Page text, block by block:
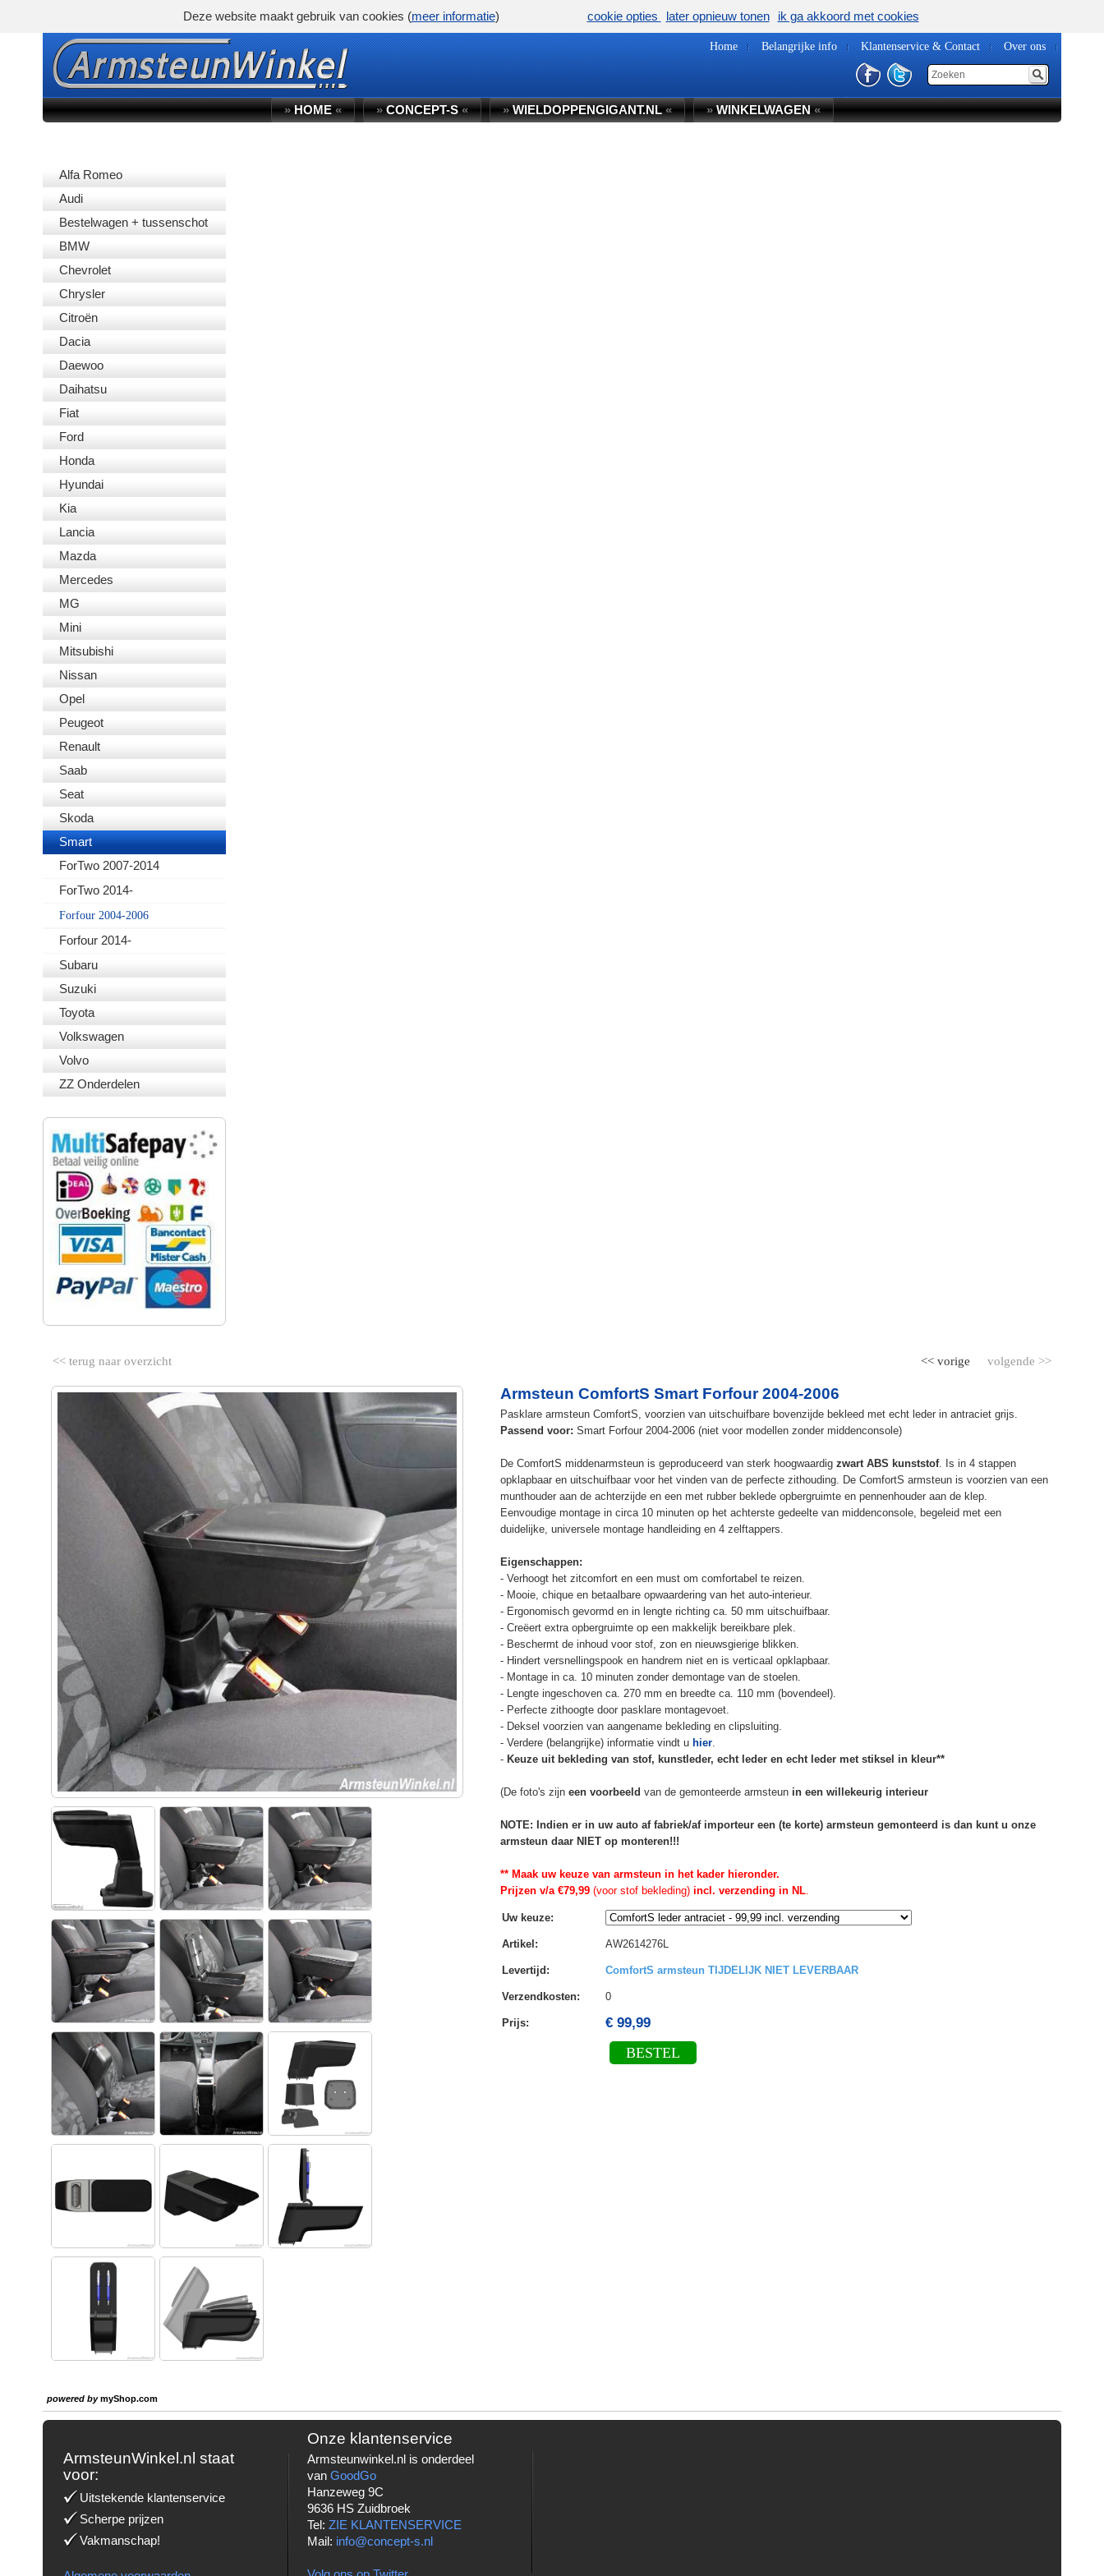
Home Belangrijke info Klantenservice & Contact Over ons
»HOME« »CONCEPT-S« »WIELDOPPENGIGANT.NL« »WINKELWAGEN«
Alfa Romeo
Audi
Bestelwagen + tussenschot
BMW
Chevrolet
Chrysler
Citroën
Dacia
Daewoo
Daihatsu
Fiat
Ford
Honda
Hyundai
Kia
Lancia
Mazda
Mercedes
MG
Mini
Mitsubishi
Nissan
Opel
Peugeot
Renault
Saab
Seat
Skoda
Smart
ForTwo 2007-2014
ForTwo 2014-
Forfour 2004-2006
Forfour 2014-
Subaru
Suzuki
Toyota
Volkswagen
Volvo
ZZ Onderdelen
<< terug naar overzicht volgende >>
<< vorige
Armsteun ComfortS Smart Forfour 2004-2006
Pasklare armsteun ComfortS, voorzien van uitschuifbare bovenzijde bekleed met echt leder in antraciet grijs.
Passend voor: Smart Forfour 2004-2006 (niet voor modellen zonder middenconsole)
De ComfortS middenarmsteun is geproduceerd van sterk hoogwaardig zwart ABS kunststof. Is in 4 stappen
opklapbaar en uitschuifbaar voor het vinden van de perfecte zithouding. De ComfortS armsteun is voorzien van een
munthouder aan de achterzijde en een met rubber beklede opbergruimte en pennenhouder aan de klep.
Eenvoudige montage in circa 10 minuten op het achterste gedeelte van middenconsole, begeleid met een
duidelijke, universele montage handleiding en 4 zelftappers.
Eigenschappen:
- Verhoogt het zitcomfort en een must om comfortabel te reizen.
- Mooie, chique en betaalbare opwaardering van het auto-interieur.
- Ergonomisch gevormd en in lengte richting ca. 50 mm uitschuifbaar.
- Creëert extra opbergruimte op een makkelijk bereikbare plek.
- Beschermt de inhoud voor stof, zon en nieuwsgierige blikken.
- Hindert versnellingspook en handrem niet en is verticaal opklapbaar.
- Montage in ca. 10 minuten zonder demontage van de stoelen.
- Lengte ingeschoven ca. 270 mm en breedte ca. 110 mm (bovendeel).
- Perfecte zithoogte door pasklare montagevoet.
- Deksel voorzien van aangename bekleding en clipsluiting.
- Verdere (belangrijke) informatie vindt u hier.
- Keuze uit bekleding van stof, kunstleder, echt leder en echt leder met stiksel in kleur**
(De foto's zijn een voorbeeld van de gemonteerde armsteun in een willekeurig interieur
NOTE: Indien er in uw auto af fabriek/af importeur een (te korte) armsteun gemonteerd is dan kunt u onze
armsteun daar NIET op monteren!!!
** Maak uw keuze van armsteun in het kader hieronder.
Prijzen v/a €79,99(voor stof bekleding)incl. verzending in NL.
Uw keuze:
Artikel : AW2614276L
Levertijd : ComfortS armsteun TIJDELIJK NIET LEVERBAAR
Verzendkosten: 0
Prijs: € 99,99
BESTEL
powered bymyShop.com
ArmsteunWinkel.nl staat
voor:
Uitstekende klantenservice
Scherpe prijzen
Vakmanschap!
Onze klantenservice
Armsteunwinkel.nl is onderdeel
vanGoodGo
Hanzeweg 9C
9636 HS Zuidbroek
Tel:ZIE KLANTENSERVICE
Mail: info@concept-s.nl
Deze website maakt gebruik van cookies (meer informatie) cookie opties later opnieuw tonen ik ga akkoord met cookies